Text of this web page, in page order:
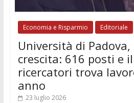
Economia e Risparmio Editoriale
Università di
crescita: 616 posti e
ricercatori trova
anno
23 luglio 2026